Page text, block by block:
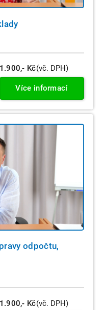
1.900,- Kč(vč. DPH)
Více informací
odpočtu,
1.900,- Kč(vč. DPH)